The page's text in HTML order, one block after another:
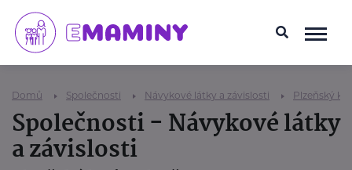
Domů Společnosti Návykové látky a závislosti Plzeňský
Společnosti - Návykové látky
a závislosti